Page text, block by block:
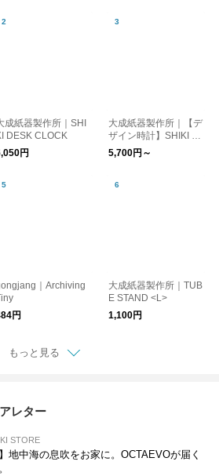
成紙器製作所｜SHI
DESK CLOCK
円
大成紙器製作所｜【デ
ザイン時計】SHIKI C
LOCK
5,700円～
｜Archiving
円
大成紙器製作所｜TUB
E STAND <L>
1,100円
もっと見る
レター
STORE
】地中海の息吹をお家に。OCTAEVOが届く